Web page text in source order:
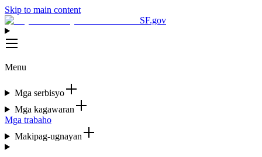
Skip to main content
SF.gov
Menu
Mga serbisyo
Mga kagawaran
Mga trabaho
Makipag-ugnayan